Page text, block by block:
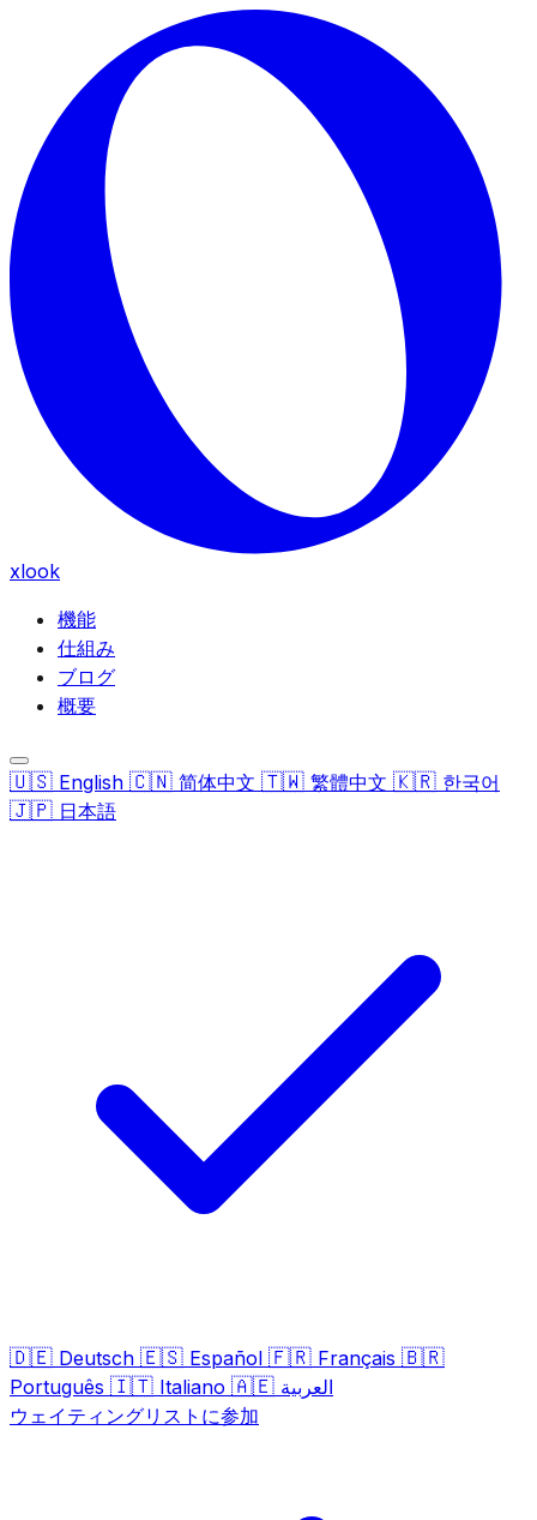
Skip to main content
xlook
機能
仕組み
ブログ
概要
🇺🇸 English 🇨🇳 简体中文 🇹🇼 繁體中文 🇰🇷 한국어
🇯🇵 日本語
🇩🇪 Deutsch 🇪🇸 Español 🇫🇷 Français 🇧🇷
Português 🇮🇹 Italiano 🇦🇪 العربية
ウェイティングリストに参加